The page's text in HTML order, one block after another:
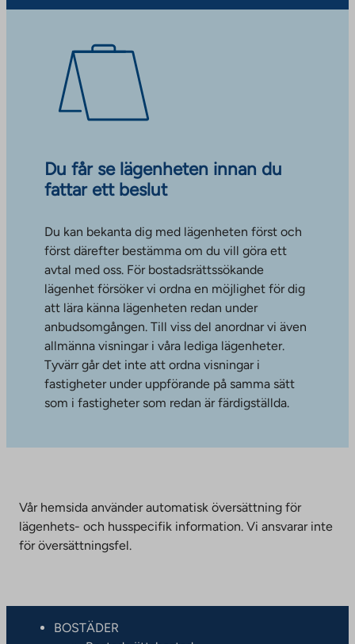
Du får se lägenheten innan du
fattar ett beslut
Du kan bekanta dig med lägenheten först och
först därefter bestämma om du vill göra ett
avtal med oss. För bostadsrättssökande
lägenhet försöker vi ordna en möjlighet för dig
att lära känna lägenheten redan under
anbudsomgången. Till viss del anordnar vi även
allmänna visningar i våra lediga lägenheter.
Tyvärr går det inte att ordna visningar i
fastigheter under uppförande på samma sätt
som i fastigheter som redan är färdigställda.
Vår hemsida använder automatisk översättning för
lägenhets- och husspecifik information. Vi ansvarar inte
för översättningsfel.
BOSTÄDER